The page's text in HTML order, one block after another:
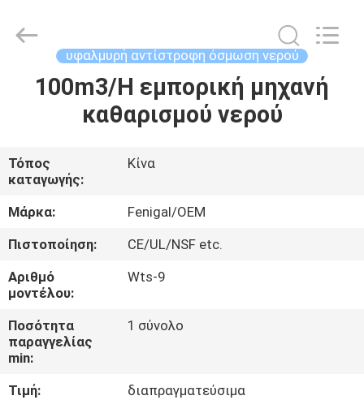
ΣΠΊΤΙ
ΠΕΡΊΠΟΥ
ΕΜΕΊΣ
ΓΎΡΟΣ
ΕΡΓΟΣΤΑΣΊΩΝ
ΠΟΙΟΤΙΚΌΣ
ΈΛΕΓΧΟΣ
Technology
υφαλμυρή αντίστροφη όσμωση νερού
100m3/H εμπορική μηχανή
καθαρισμού νερού
Τόπος
καταγωγής:
Κίνα
Μάρκα:
Fenigal/OEM
Πιστοποίηση:
CE/UL/NSF etc.
Αριθμό
μοντέλου:
Wts-9
Ποσότητα
παραγγελίας
min:
1 σύνολο
Τιμή:
διαπραγματεύσιμα